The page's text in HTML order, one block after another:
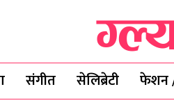
संगीत सेलिब्रेटी फेशन